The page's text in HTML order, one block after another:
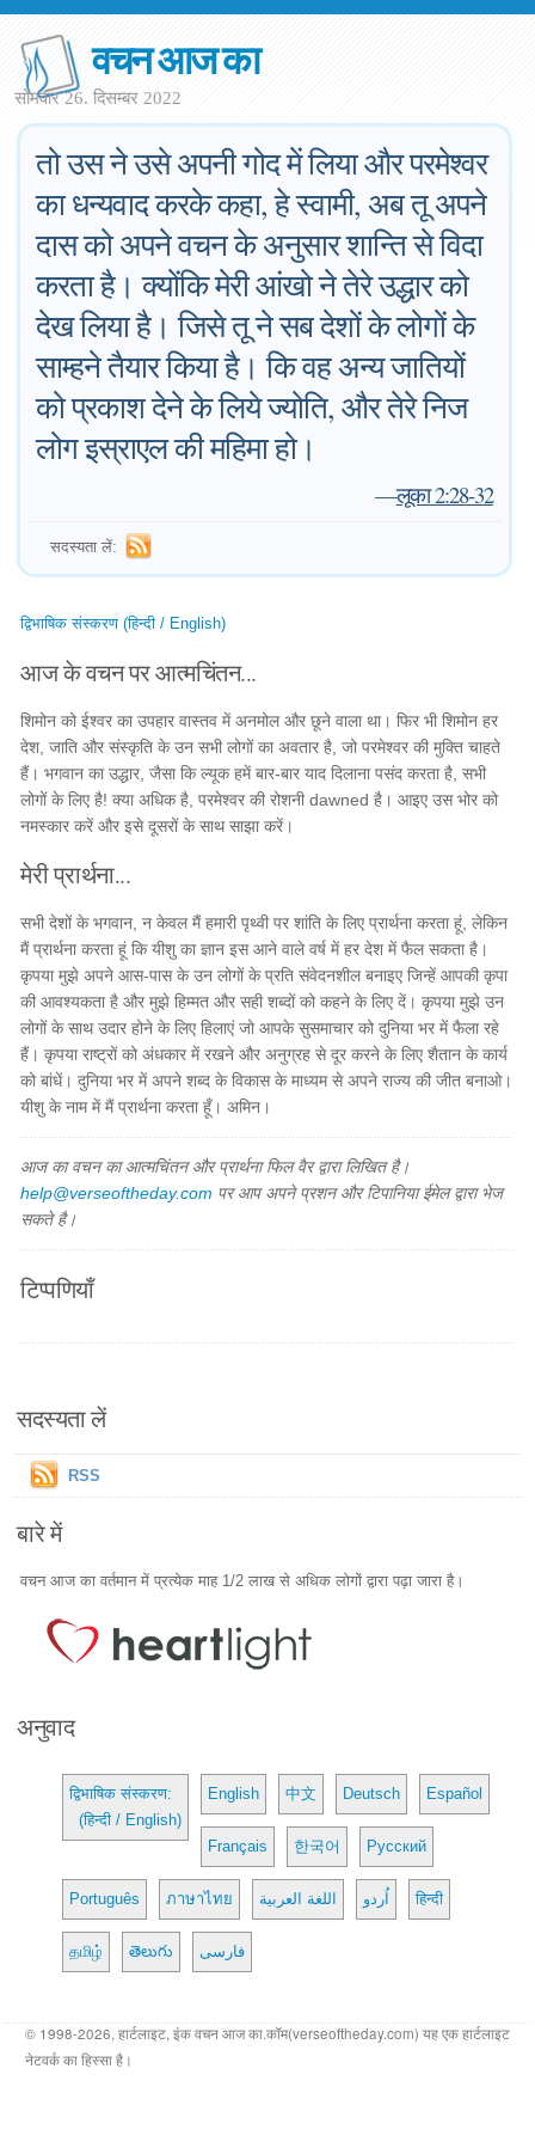
वचन आज का
सोमवार 26. दिसम्बर 2022
तो उस ने उसे अपनी गोद में लिया और परमेश्वर
का धन्यवाद करके कहा, हे स्वामी, अब तू अपने
दास को अपने वचन के अनुसार शान्ति से विदा
करता है। क्योंकि मेरी आंखो ने तेरे उद्धार को
देख लिया है। जिसे तू ने सब देशों के लोगों के
साम्हने तैयार किया है। कि वह अन्य जातियों
को प्रकाश देने के लिये ज्योति, और तेरे निज
लोग इस्राएल की महिमा हो।
—लूका 2:28-32
सदस्यता लें:
द्विभाषिक संस्करण (हिन्दी / English)
आज के वचन पर आत्मचिंतन...
शिमोन को ईश्वर का उपहार वास्तव में अनमोल और छूने वाला था। फिर भी शिमोन हर
देश, जाति और संस्कृति के उन सभी लोगों का अवतार है, जो परमेश्वर की मुक्ति चाहते
हैं। भगवान का उद्धार, जैसा कि ल्यूक हमें बार-बार याद दिलाना पसंद करता है, सभी
लोगों के लिए है! क्या अधिक है, परमेश्वर की रोशनी dawned है। आइए उस भोर को
नमस्कार करें और इसे दूसरों के साथ साझा करें।
मेरी प्रार्थना...
सभी देशों के भगवान, न केवल मैं हमारी पृथ्वी पर शांति के लिए प्रार्थना करता हूं, लेकिन
मैं प्रार्थना करता हूं कि यीशु का ज्ञान इस आने वाले वर्ष में हर देश में फैल सकता है।
कृपया मुझे अपने आस-पास के उन लोगों के प्रति संवेदनशील बनाइए जिन्हें आपकी कृपा
की आवश्यकता है और मुझे हिम्मत और सही शब्दों को कहने के लिए दें। कृपया मुझे उन
लोगों के साथ उदार होने के लिए हिलाएं जो आपके सुसमाचार को दुनिया भर में फैला रहे
हैं। कृपया राष्ट्रों को अंधकार में रखने और अनुग्रह से दूर करने के लिए शैतान के कार्य
को बांधें। दुनिया भर में अपने शब्द के विकास के माध्यम से अपने राज्य की जीत बनाओ।
यीशु के नाम में मैं प्रार्थना करता हूँ। अमिन।
आज का वचन का आत्मचिंतन और प्रार्थना फिल वैर द्वारा लिखित है।
help@verseoftheday.com पर आप अपने प्रशन और टिपानिया ईमेल द्वारा भेज
सकते है।
टिप्पणियाँ
सदस्यता लें
RSS
बारे में
वचन आज का वर्तमान में प्रत्येक माह 1/2 लाख से अधिक लोगों द्वारा पढ़ा जारा है।
अनुवाद
द्विभाषिक संस्करण:
(हिन्दी / English)
English 中文 Deutsch Español
Français 한국어 Русский
Português ภาษาไทย اللغة العربية اُردو हिन्दी
தமிழ் తెలుగు فارسی
© 1998-2026, हार्टलाइट, इंक वचन आज का.कॉम(verseoftheday.com) यह एक हार्टलाइट
नेटवर्क का हिस्सा है।